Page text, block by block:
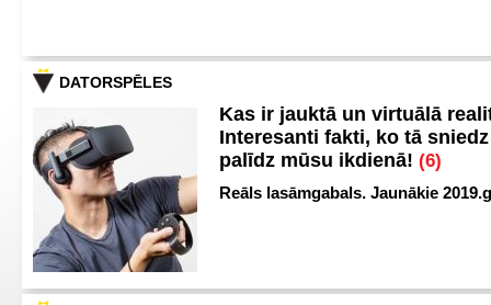
DATORSPĒLES
Kas ir jauktā un virtuālā
Interesanti fakti, ko tā
palīdz mūsu ikdienā! (6)
Reāls lasāmgabals. Jaunākie